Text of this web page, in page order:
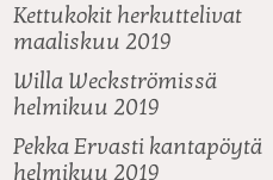
Kettukokit herkuttelivat
maaliskuu 2019
Willa Weckströmissä
helmikuu 2019
Pekka Ervasti kantapöytä
helmikuu 2019